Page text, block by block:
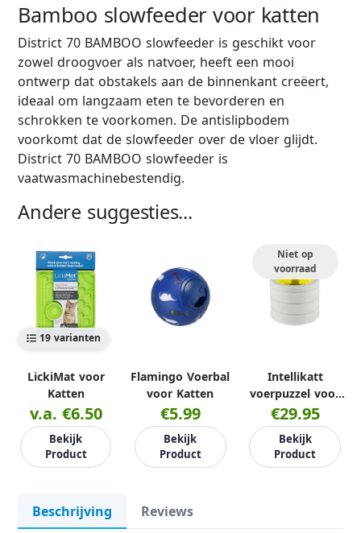
Bamboo slowfeeder voor katten
District 70 BAMBOO slowfeeder is geschikt voor
zowel droogvoer als natvoer, heeft een mooi
ontwerp dat obstakels aan de binnenkant creëert,
ideaal om langzaam eten te bevorderen en
schrokken te voorkomen. De antislipbodem
voorkomt dat de slowfeeder over de vloer glijdt.
District 70 BAMBOO slowfeeder is
vaatwasmachinebestendig.
Andere suggesties...
19 varianten
LickiMat voor
Katten
v.a. €6.50
Bekijk
Product
Flamingo Voerbal
voor Katten
€5.99
Bekijk
Product
Niet op
voorraad
Intellikatt
voerpuzzel voor
katten
€29.95
Bekijk
Product
Beschrijving Reviews